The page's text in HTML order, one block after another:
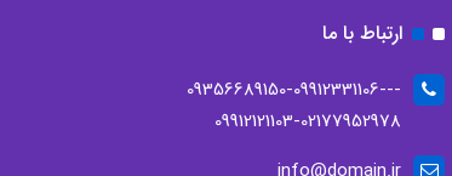
ارتباط با ما
--09356689150-09912331106-
09912121103-02177952978